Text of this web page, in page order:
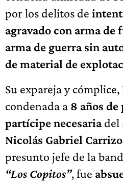
por los delitos de
agravado con arma de
arma de guerra sin
de material de
Su expareja y cómplice,
condenada a 8 años
partícipe necesariadel
Nicolás Gabriel Carrizo
presunto jefe de la
“Los Copitos”, fue